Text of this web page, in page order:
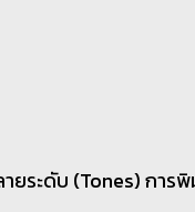
ระดับ (Tones) การ